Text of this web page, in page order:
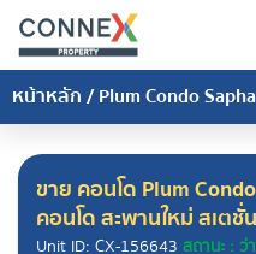
หน้าหลัก/Plum Condo
ขาย คอนโด Plum
คอนโด สะพานใหม่ สเตชั่
Unit ID: CX-156643 สถานะ : ว่